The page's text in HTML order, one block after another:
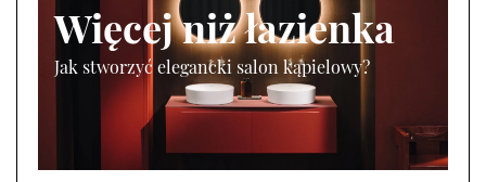
Więcej niż łazienka
Jak stworzyć elegancki salon kąpielowy?